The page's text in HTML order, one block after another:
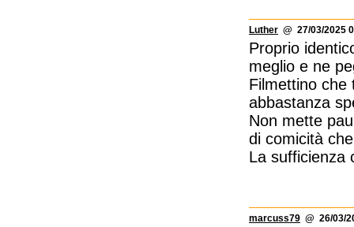
Luther @ 27/03/2025
Proprio
meglio e ne
Filmettino che
abbastanza
Non mette
di comicità
La sufficienza
marcuss79 @ 26/03/